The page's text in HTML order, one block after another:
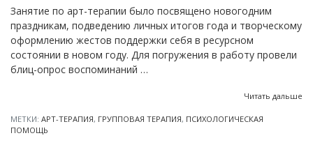
Занятие по арт-терапии было посвящено новогодним
праздникам, подведению личных итогов года и творческому
оформлению жестов поддержки себя в ресурсном
состоянии в новом году. Для погружения в работу провели
блиц-опрос воспоминаний …
Читать дальше
МЕТКИ: АРТ-ТЕРАПИЯ, ГРУППОВАЯ ТЕРАПИЯ, ПСИХОЛОГИЧЕСКАЯ
ПОМОЩЬ